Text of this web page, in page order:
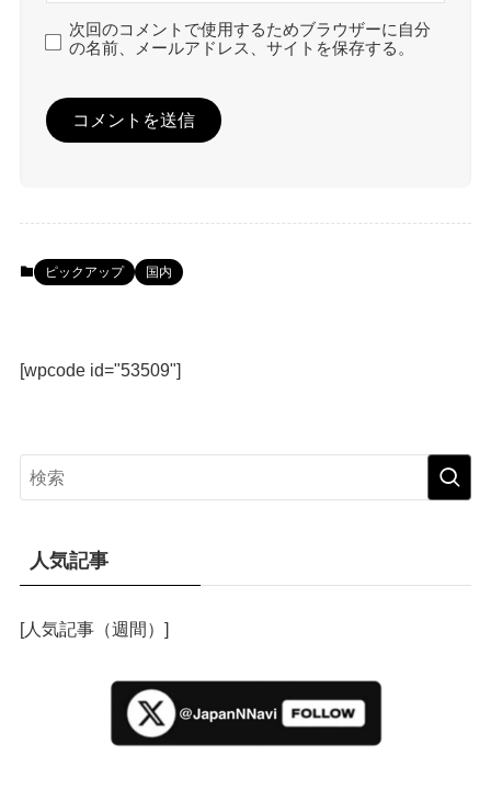
次回のコメントで使用するためブラウザーに自分
の名前、メールアドレス、サイトを保存する。
ピックアップ 国内
[wpcode id="53509"]
人気記事
[人気記事（週間）]